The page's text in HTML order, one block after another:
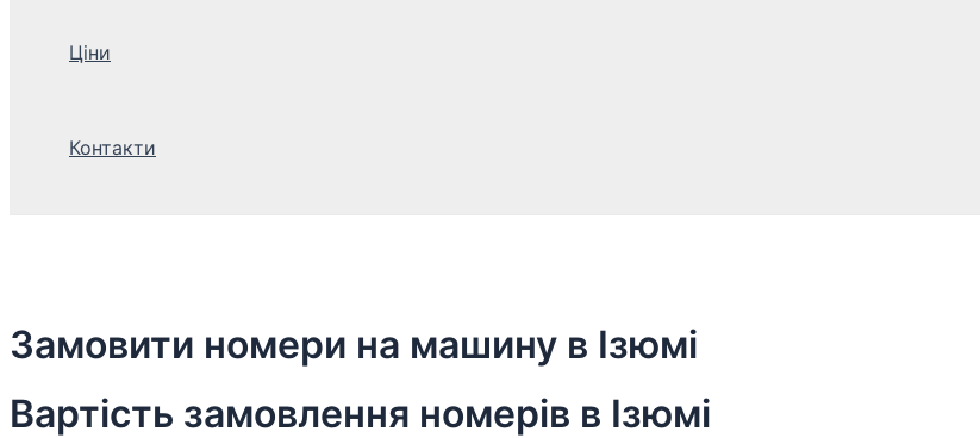
Ціни
Контакти
Замовити номери на машину в Ізюмі
Вартість замовлення номерів в Ізюмі